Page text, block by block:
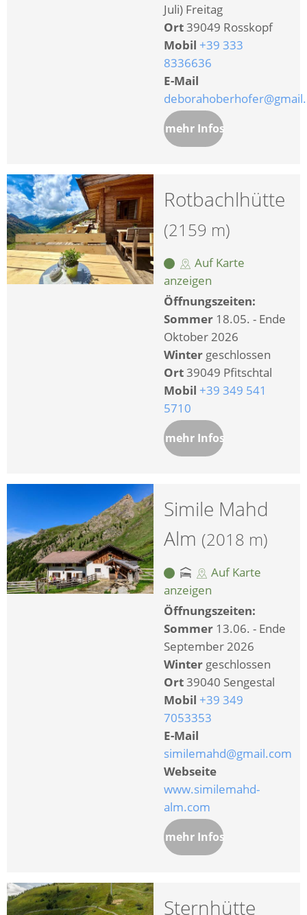
Juli) Freitag
Ort39049 Rosskopf
Mobil +39 333
8336636
E-Mail
mehr Infos
Rotbachlhütte
(2159 m)
Auf Karte
anzeigen
Öffnungszeiten:
Sommer 18.05. - Ende
Oktober 2026
Winter geschlossen
Ort39049 Pfitschtal
Mobil +39 349 541
5710
mehr Infos
Simile Mahd
Alm (2018 m)
Auf Karte
anzeigen
Öffnungszeiten:
Sommer 13.06. - Ende
September 2026
Winter geschlossen
Ort39040 Sengestal
Mobil +39 349
7053353
E-Mail
similemahd@gmail.com
Webseite
www.similemahd-
alm.com
mehr Infos
Sternhütte